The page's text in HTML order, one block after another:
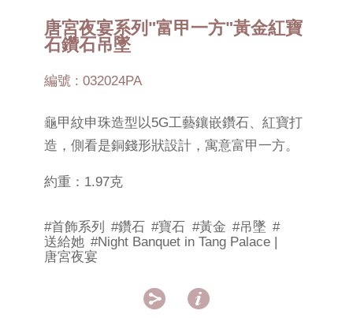
唐宮夜宴系列"富甲一方"黃金紅寶
石鑽石吊墜
編號 : 032024PA
龜甲紋申珠造型以5G工藝鑲嵌鑽石、紅寶打
造，側看是銅錢形狀設計，寓意富甲一方。
約重：1.97克
#首飾系列 #鑽石 #寶石 #黃金 #吊墜 #
送給她 #Night Banquet in Tang Palace |
唐宮夜宴
 